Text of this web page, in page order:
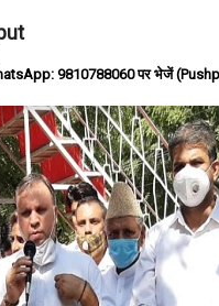
9810788060 पर भेजें